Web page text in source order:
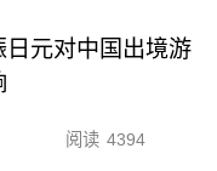
日元对中国出境游
阅读 4394